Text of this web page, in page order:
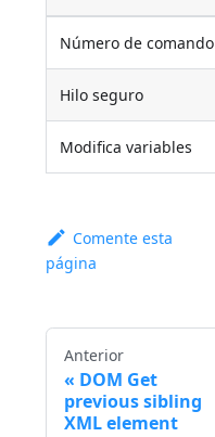
Número de comando
Hilo seguro
Modifica variables
Comente esta
página
Anterior
DOM Get
previous sibling
XML element